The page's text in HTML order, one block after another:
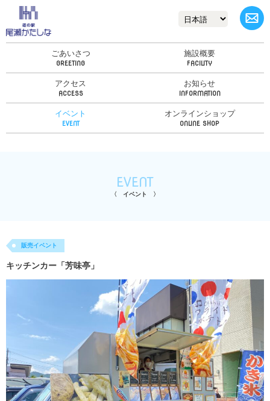
ごあいさつ 施設概要
アクセス お知らせ
イベント オンラインショップ
EVENT
イベント
販売イベント
キッチンカー「芳味亭」